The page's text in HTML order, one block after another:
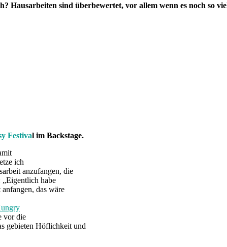
Hausarbeiten sind überbewertet, vor allem wenn es noch so
Festival im Backstage.
ich
anzufangen, die
„Eigentlich habe
das wäre
vor die
gebieten Höflichkeit und